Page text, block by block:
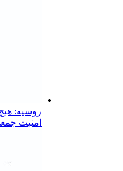
روسیه:
امنیت